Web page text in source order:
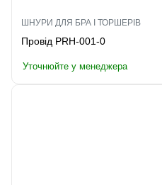
ШНУРИ ДЛЯ БРА І ТОРШЕРІВ
Провід PRH-001-0
Уточнюйте у менеджера